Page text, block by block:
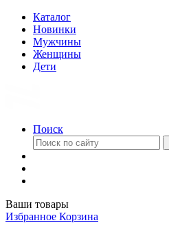
Каталог
Новинки
Мужчины
Женщины
Дети
Поиск
Ваши товары
Избранное Корзина